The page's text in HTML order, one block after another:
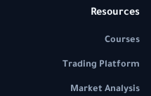
Resources
Courses
Trading Platform
Market Analysis